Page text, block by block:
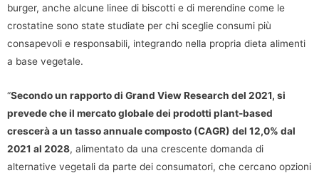
burger, anche alcune linee di biscotti e di merendine come le
crostatine sono state studiate per chi sceglie consumi più
consapevoli e responsabili, integrando nella propria dieta alimenti
a base vegetale.
“Secondo un rapporto di Grand View Research del 2021, si
prevede che il mercato globale dei prodotti plant-based
crescerà a un tasso annuale composto (CAGR) del 12,0% dal
2021 al 2028, alimentato da una crescente domanda di
alternative vegetali da parte dei consumatori, che cercano opzioni